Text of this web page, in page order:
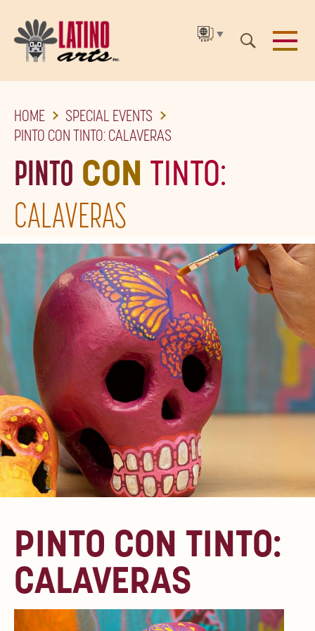
TO
THE
MAIN
CONTENT
▼
HOME
SPECIAL EVENTS
PINTO CON TINTO: CALAVERAS
PINTO CON TINTO:
CALAVERAS
PINTO CON TINTO:
CALAVERAS